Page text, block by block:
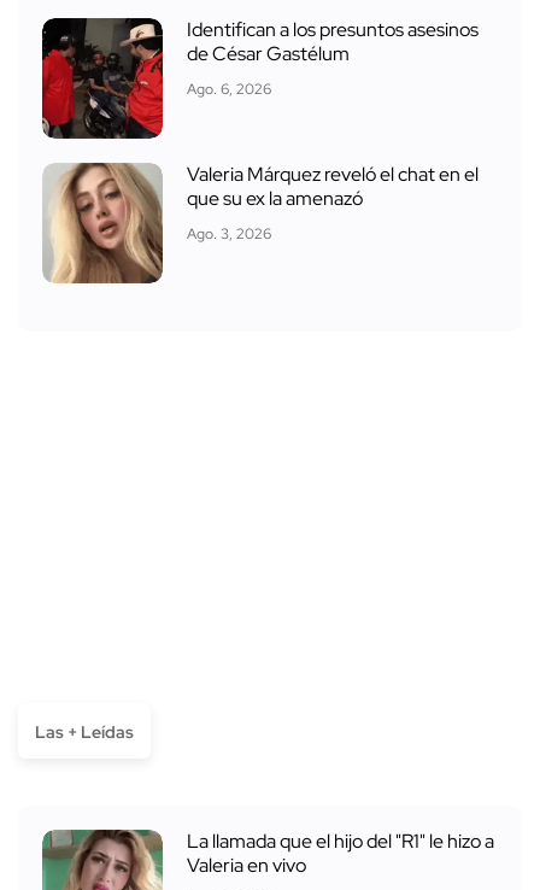
Identifican a los presuntos asesinos
de César Gastélum
Ago. 6, 2026
Valeria Márquez reveló el chat en el
que su ex la amenazó
Ago. 3, 2026
Las + Leídas
La llamada que el hijo del "R1" le hizo a
Valeria en vivo